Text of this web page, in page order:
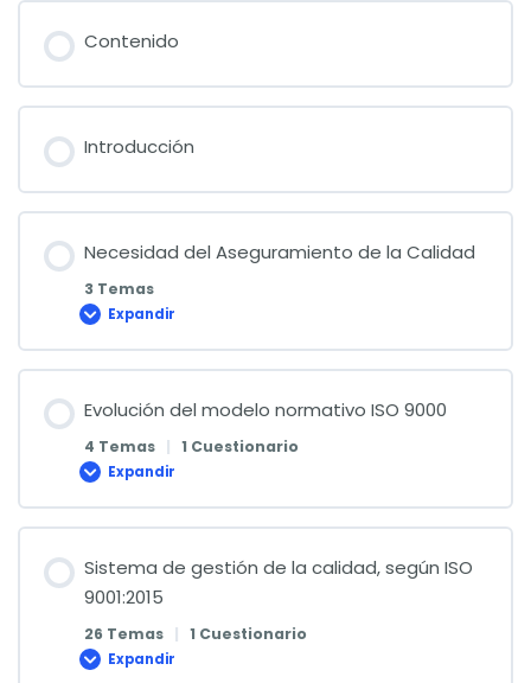
Contenido
Introducción
Necesidad del Aseguramiento de la Calidad
3 Temas
Expandir
Necesidad
Aseguramiento
de
Calidad
Evolución del modelo normativo ISO 9000
4 Temas | 1 Cuestionario
Expandir
Evolución
modelo
normativo
9000
Sistema de gestión de la calidad, según ISO
9001:2015
26 Temas | 1 Cuestionario
Expandir
Sistema